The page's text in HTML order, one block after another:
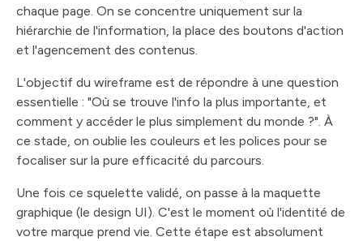
chaque page. On se concentre uniquement sur la
hiérarchie de l'information, la place des boutons d'action
et l'agencement des contenus.
L'objectif du wireframe est de répondre à une question
essentielle : "Où se trouve l'info la plus importante, et
comment y accéder le plus simplement du monde ?". À
ce stade, on oublie les couleurs et les polices pour se
focaliser sur la pure efficacité du parcours.
Une fois ce squelette validé, on passe à la maquette
graphique (le design UI). C'est le moment où l'identité de
votre marque prend vie. Cette étape est absolument